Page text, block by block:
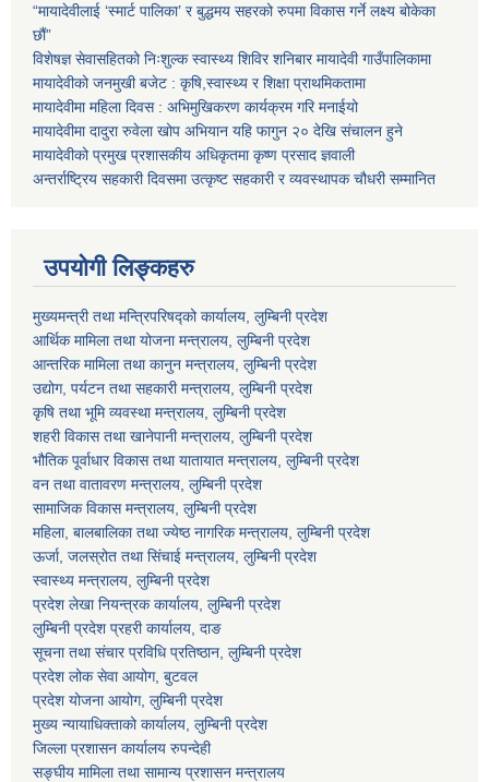
“मायादेवीलाई ‘स्मार्ट पालिका’ र बुद्धमय सहरको रुपमा विकास गर्ने लक्ष्य बोकेका
छौं”
विशेषज्ञ सेवासहितको निःशुल्क स्वास्थ्य शिविर शनिबार मायादेवी गाउँपालिकामा
मायादेवीको जनमुखी बजेट : कृषि,स्वास्थ्य र शिक्षा प्राथमिकतामा
मायादेवीमा महिला दिवस : अभिमुखिकरण कार्यक्रम गरि मनाईयो
मायादेवीमा दादुरा रुवेला खोप अभियान यहि फागुन २० देखि संचालन हुने
मायादेवीको प्रमुख प्रशासकीय अधिकृतमा कृष्ण प्रसाद ज्ञवाली
अन्तर्राष्ट्रिय सहकारी दिवसमा उत्कृष्ट सहकारी र व्यवस्थापक चौधरी सम्मानित
उपयोगी लिङ्कहरु
मुख्यमन्त्री तथा मन्त्रिपरिषद्को कार्यालय, लुम्बिनी प्रदेश
आर्थिक मामिला तथा योजना मन्त्रालय, लुम्बिनी प्रदेश
आन्तरिक मामिला तथा कानुन मन्त्रालय, लुम्बिनी प्रदेश
उद्योग, पर्यटन तथा सहकारी मन्त्रालय, लुम्बिनी प्रदेश
कृषि तथा भूमि व्यवस्था मन्त्रालय, लुम्बिनी प्रदेश
शहरी विकास तथा खानेपानी मन्त्रालय, लुम्बिनी प्रदेश
भौतिक पूर्वाधार विकास तथा यातायात मन्त्रालय, लुम्बिनी प्रदेश
वन तथा वातावरण मन्त्रालय, लुम्बिनी प्रदेश
सामाजिक विकास मन्त्रालय, लुम्बिनी प्रदेश
महिला, बालबालिका तथा ज्येष्ठ नागरिक मन्त्रालय, लुम्बिनी प्रदेश
ऊर्जा, जलस्रोत तथा सिंचाई मन्त्रालय, लुम्बिनी प्रदेश
स्वास्थ्य मन्त्रालय, लुम्बिनी प्रदेश
प्रदेश लेखा नियन्त्रक कार्यालय, लुम्बिनी प्रदेश
लुम्बिनी प्रदेश प्रहरी कार्यालय, दाङ
सूचना तथा संचार प्रविधि प्रतिष्ठान, लुम्बिनी प्रदेश
प्रदेश लोक सेवा आयोग, बुटवल
प्रदेश योजना आयोग, लुम्बिनी प्रदेश
मुख्य न्यायाधिक्ताको कार्यालय, लुम्बिनी प्रदेश
जिल्ला प्रशासन कार्यालय रुपन्देही
सङ्घीय मामिला तथा सामान्य प्रशासन मन्त्रालय